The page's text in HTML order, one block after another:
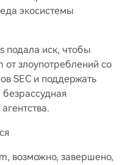
экосистемы
подала иск, чтобы
от злоупотреблений со
SEC и поддержать
возможно, завершено,